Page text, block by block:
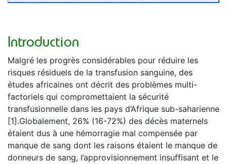
Introduction
Malgré les progrès considérables pour réduire les
risques résiduels de la transfusion sanguine, des
études africaines ont décrit des problèmes multi-
factoriels qui compromettaient la sécurité
transfusionnelle dans les pays d’Afrique sub-saharienne
[1].Globalement, 26% (16-72%) des décès maternels
étaient dus à une hémorragie mal compensée par
manque de sang dont les raisons étaient le manque de
donneurs de sang, l’approvisionnement insuffisant et le